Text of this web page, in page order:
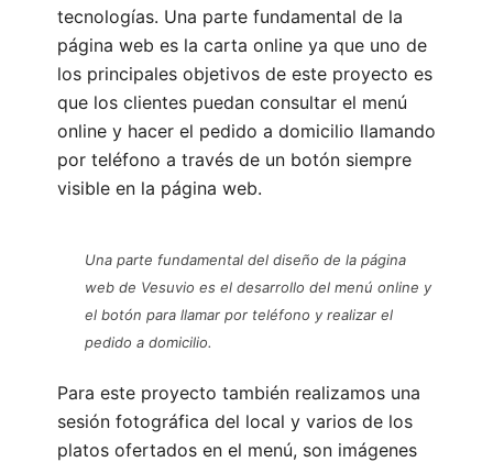
tecnologías. Una parte fundamental de la
página web es la carta online ya que uno de
los principales objetivos de este proyecto es
que los clientes puedan consultar el menú
online y hacer el pedido a domicilio llamando
por teléfono a través de un botón siempre
visible en la página web.
Una parte fundamental del diseño de la página
web de Vesuvio es el desarrollo del menú online y
el botón para llamar por teléfono y realizar el
pedido a domicilio.
Para este proyecto también realizamos una
sesión fotográfica del local y varios de los
platos ofertados en el menú, son imágenes